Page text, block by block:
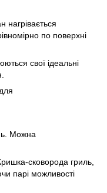
по поверхні
свої ідеальні
Можна
сковорода гриль,
парі можливості